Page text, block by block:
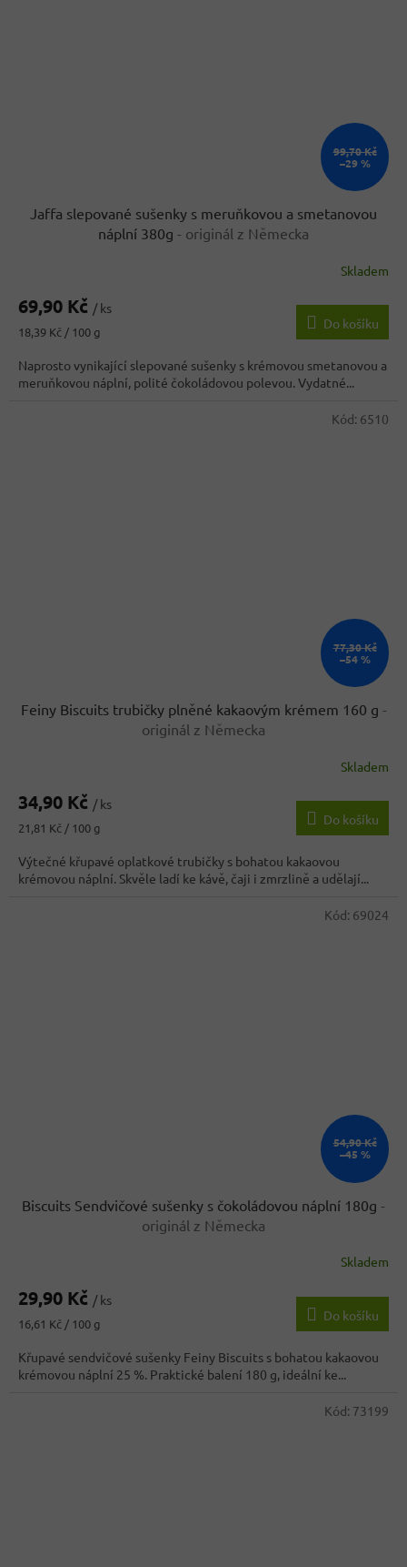
99,70 Kč
–29 %
Jaffa slepované sušenky s meruňkovou a smetanovou
náplní 380g - originál z Německa
produktu
5,0
z
Skladem
69,90 Kč / ks
Měrná
18,39 Kč / 100 g
Do košíku
Naprosto vynikající slepované sušenky s krémovou smetanovou a
meruňkovou náplní, polité čokoládovou polevou. Vydatné...
77,30 Kč
–54 %
Feiny Biscuits trubičky plněné kakaovým krémem 160 g -
originál z Německa
produktu
4,2
z
5
hvězdiček.
Skladem
34,90 Kč / ks
Měrná
21,81 Kč / 100 g
Do košíku
Výtečné křupavé oplatkové trubičky s bohatou kakaovou
krémovou náplní. Skvěle ladí ke kávě, čaji i zmrzlině a udělají...
Kód: 6510
54,90 Kč
–45 %
Biscuits Sendvičové sušenky s čokoládovou náplní 180g -
originál z Německa
produktu
4,6
z
5
hvězdiček.
Skladem
29,90 Kč / ks
Měrná
16,61 Kč / 100 g
Do košíku
Křupavé sendvičové sušenky Feiny Biscuits s bohatou kakaovou
krémovou náplní 25 %. Praktické balení 180 g, ideální ke...
Kód: 69024
Kód: 73199